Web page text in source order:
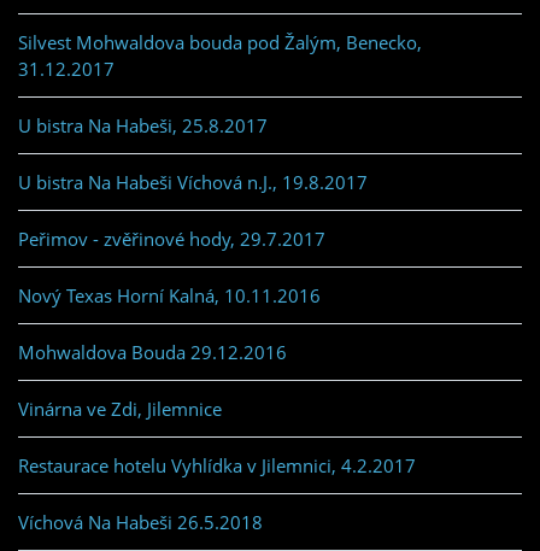
Silvest Mohwaldova bouda pod Žalým, Benecko,
31.12.2017
U bistra Na Habeši, 25.8.2017
U bistra Na Habeši Víchová n.J., 19.8.2017
Peřimov - zvěřinové hody, 29.7.2017
Nový Texas Horní Kalná, 10.11.2016
Mohwaldova Bouda 29.12.2016
Vinárna ve Zdi, Jilemnice
Restaurace hotelu Vyhlídka v Jilemnici, 4.2.2017
Víchová Na Habeši 26.5.2018